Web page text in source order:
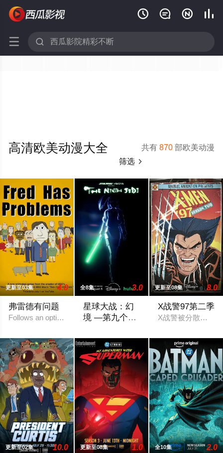
   
 
共有870 部欧美动漫
高清欧美动漫大全
筛选 
更新至03集 4.0
弗雷德有问题
Follows an optimistic man who tries to keep up with the times
全8集 3.0
星球大战：幻
境 —第九个绝
更新至08集 8.0
X战警97第二季
X战警被分散到了
更新至02集 10.0 更新至08集 1.0 全10集 2.0